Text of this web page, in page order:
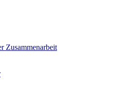
Zusammenarbeit